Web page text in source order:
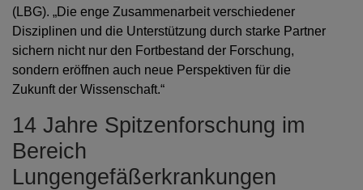
(LBG). „Die enge Zusammenarbeit verschiedener
Disziplinen und die Unterstützung durch starke Partner
sichern nicht nur den Fortbestand der Forschung,
sondern eröffnen auch neue Perspektiven für die
Zukunft der Wissenschaft.“
14 Jahre Spitzenforschung im
Bereich
Lungengefäßerkrankungen